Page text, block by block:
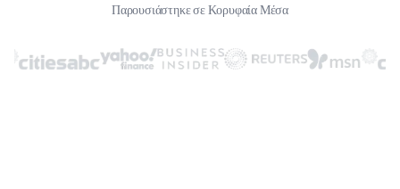
Παρουσιάστηκε σε Κορυφαία Μέσα